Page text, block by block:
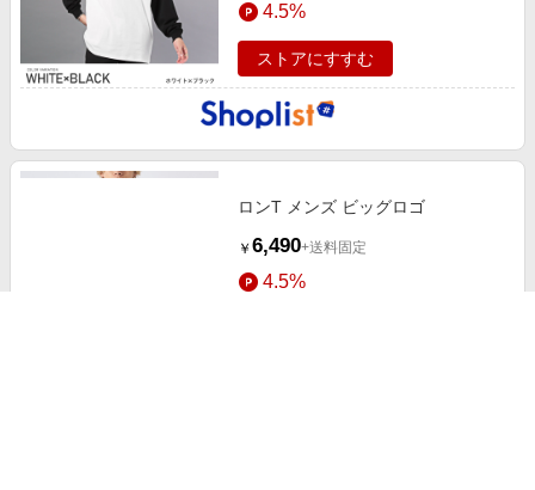
4.5%
ストアにすすむ
ロンT メンズ ビッグロゴ
￥ 6,490+送料固定
4.5%